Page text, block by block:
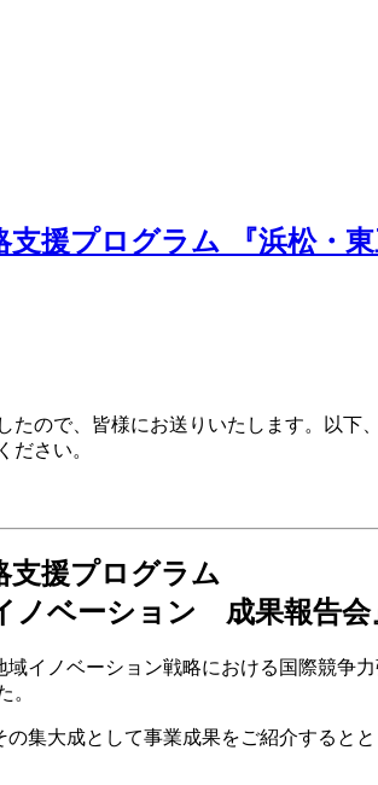
援プログラム 『浜松・
ので、皆様にお送りいたします。以下
ださい。
援プログラム
ノベーション 成果報告会
イノベーション戦略における国際競争
。
集大成として事業成果をご紹介すると